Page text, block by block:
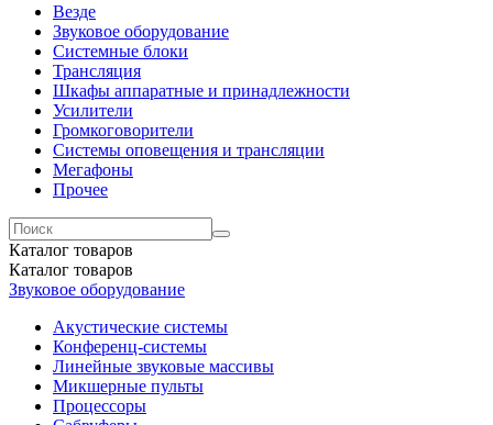
Везде
Звуковое оборудование
Системные блоки
Трансляция
Шкафы аппаратные и принадлежности
Усилители
Громкоговорители
Системы оповещения и трансляции
Мегафоны
Прочее
Каталог товаров
Каталог товаров
Звуковое оборудование
Акустические системы
Конференц-системы
Линейные звуковые массивы
Микшерные пульты
Процессоры